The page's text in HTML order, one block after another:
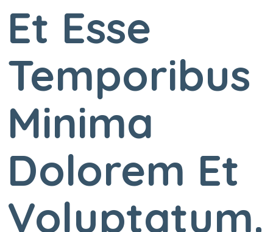
Et Esse
Temporibus
Minima
Dolorem Et
Voluptatum.